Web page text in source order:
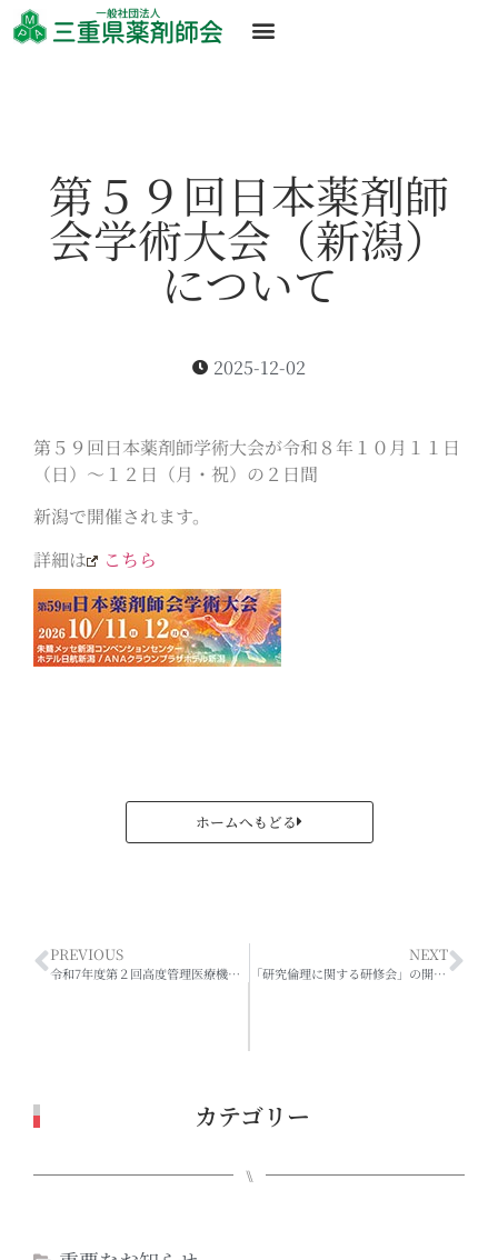
第５９回日本薬剤師
会学術大会（新潟）
について
2025-12-02
第５９回日本薬剤師学術大会が令和８年１０月１１日
（日）～１２日（月・祝）の２日間
新潟で開催されます。
詳細は
こちら
ホームへもどる
PREVIOUS
令和7年度第２回高度管理医療機器等の販売業等に係る継続研修【WEB配信】の開催について
NEXT
「研究倫理に関する研修会」の開催について
カテゴリー
⑊